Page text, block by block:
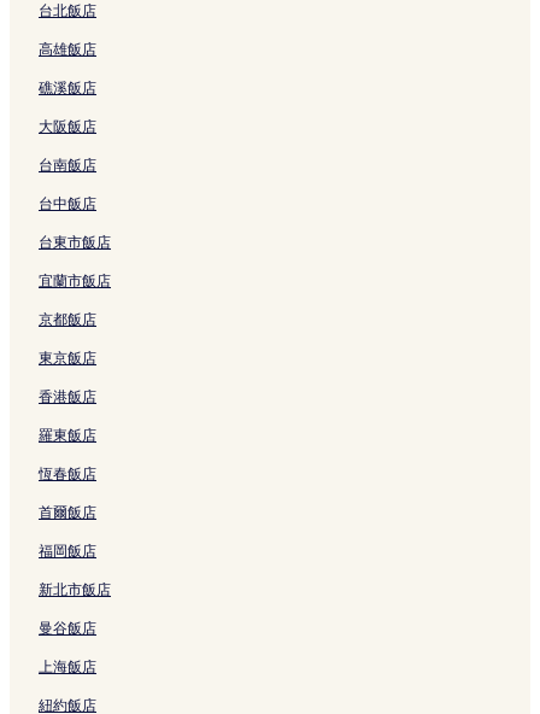
空營的設有健身中心的飯店
耀華力路附近的親子飯店
三升奈的方便購物的飯店
曼谷的親子飯店
曼谷的提供免費早餐的飯店
曼谷的設有停車場的飯店
曼谷的精品飯店
曼谷的設有游泳池的飯店
曼谷的性別友善飯店
曼谷的寵物友善飯店
曼谷的高爾夫飯店
曼谷的溫泉飯店
曼谷的奢華飯店
曼谷的Spa 飯店
台北飯店
高雄飯店
礁溪飯店
大阪飯店
台南飯店
台中飯店
台東市飯店
宜蘭市飯店
京都飯店
東京飯店
香港飯店
羅東飯店
恆春飯店
首爾飯店
福岡飯店
新北市飯店
曼谷飯店
上海飯店
紐約飯店